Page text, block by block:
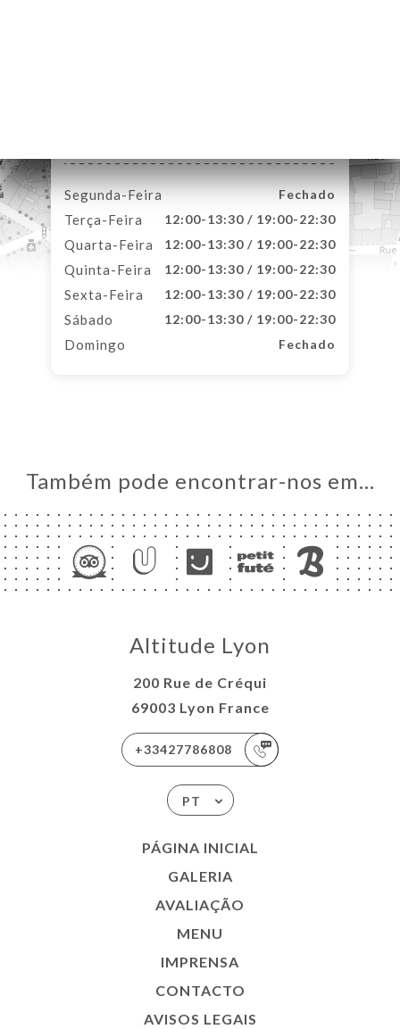
Segunda-Feira Fechado
Terça-Feira 12:00-13:30 / 19:00-22:30
Quarta-Feira 12:00-13:30 / 19:00-22:30
Quinta-Feira 12:00-13:30 / 19:00-22:30
Sexta-Feira 12:00-13:30 / 19:00-22:30
Sábado 12:00-13:30 / 19:00-22:30
Domingo Fechado
Também pode encontrar-nos em…
Altitude Lyon
200 Rue de Créqui
69003 Lyon France
+33427786808
PT
PÁGINA INICIAL
GALERIA
AVALIAÇÃO
MENU
IMPRENSA
CONTACTO
AVISOS LEGAIS